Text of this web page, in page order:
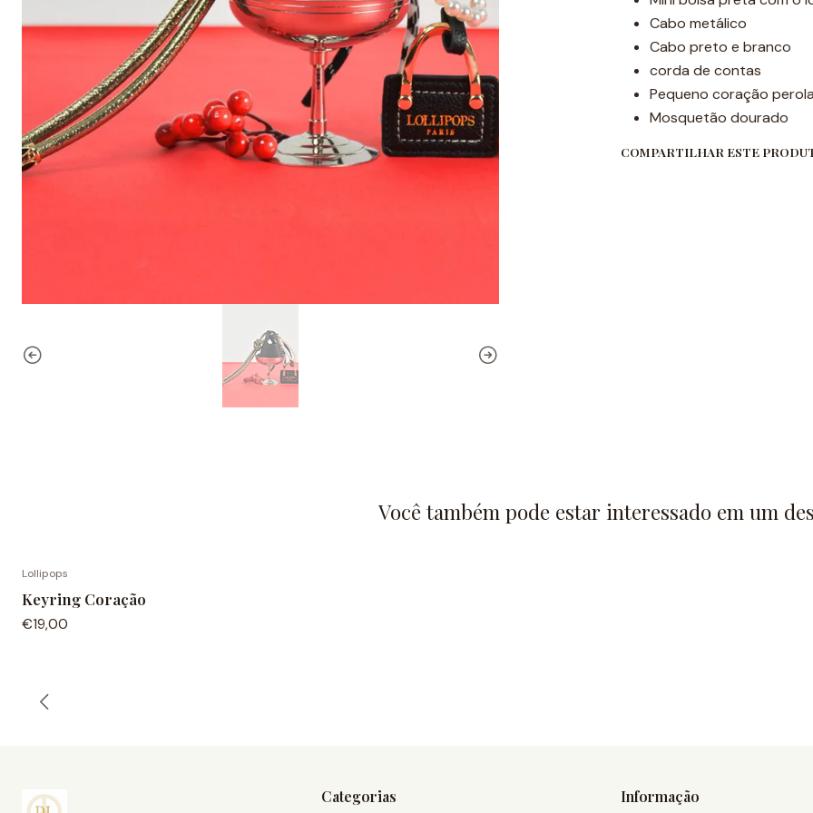
Cabo metálico
Cabo preto e branco
corda de contas
Pequeno coração
Mosquetão dourado
COMPARTILHAR ESTE
Você também pode estar interessado em um
Lollipops
Keyring Coração
€19,00
Categorias Informação